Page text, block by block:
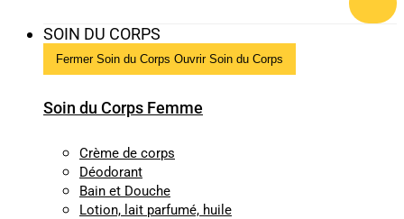
SOIN DU CORPS
Fermer Soin du Corps Ouvrir Soin du Corps
Soin du Corps Femme
Crème de corps
Déodorant
Bain et Douche
Lotion, lait parfumé, huile